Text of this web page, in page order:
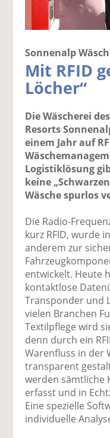
Sonnenalp
Mit RFID
Löcher“
Die Wäscherei
Resorts
einem Jahr auf
Logistiklösung
keine
Wäsche spurlos
Die Radio-
kurz RFID, wurde
anderem zur
entwickelt. Heute
kontaktlose
Transponder und
vielen Branchen
Textilpflege wird
denn durch ein
Warenfluss in der
transparent
werden sämtliche
erfasst und in
Eine spezielle
individuelle